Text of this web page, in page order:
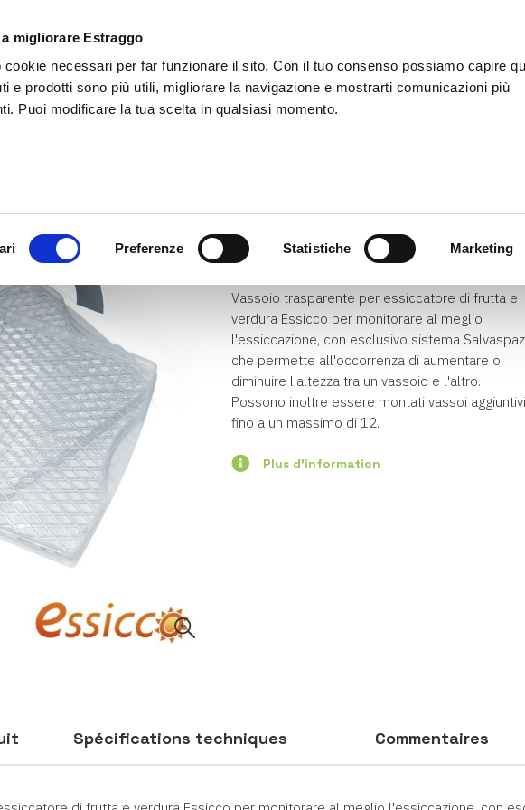
migliorare Estraggo
cookie necessari per far funzionare il sito. Con il tuo consenso possiamo capire
e prodotti sono più utili, migliorare la navigazione e mostrarti comunicazioni più
Puoi modificare la tua scelta in qualsiasi momento.
Preferenze Statistiche Marketing
LifeEnergy Productos Accesorios
Vassoio Essicco
Vassoio trasparente per essiccatore di frutta e
verdura Essicco per monitorare al meglio
l'essiccazione, con esclusivo sistema
che permette all'occorrenza di aumentare o
diminuire l'altezza tra un vassoio e l'altro.
Possono inoltre essere montati vassoi
fino a un massimo di 12.
Plus d'information
Spécifications techniques Commentaires